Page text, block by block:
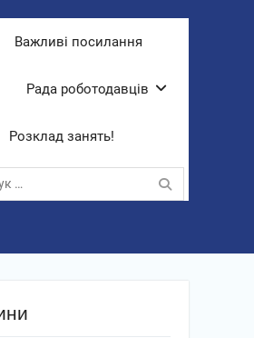
Важливі посилання
Рада роботодавців
Розклад занять!